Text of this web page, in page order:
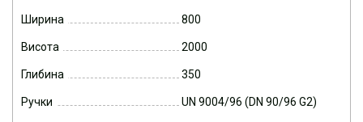
Ширина 800
Висота 2000
Глибина 350
Ручки UN 9004/96 (DN 90/96 G2)